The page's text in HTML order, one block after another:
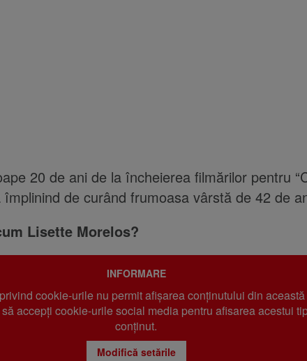
20 de ani de la încheierea filmărilor pentru
împlinind de curând frumoasa vârstă de 42 de
Lisette Morelos?
INFORMARE
cookie-urile nu permit afișarea conținutului din
accepți cookie-urile social media pentru afisarea acestui
conținut.
Modifică setările